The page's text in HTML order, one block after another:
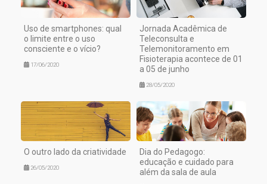
Uso de smartphones: qual
o limite entre o uso
consciente e o vício?
17/06/2020
Jornada Acadêmica de
Teleconsulta e
Telemonitoramento em
Fisioterapia acontece de 01
a 05 de junho
28/05/2020
O outro lado da criatividade
26/05/2020
Dia do Pedagogo:
educação e cuidado para
além da sala de aula